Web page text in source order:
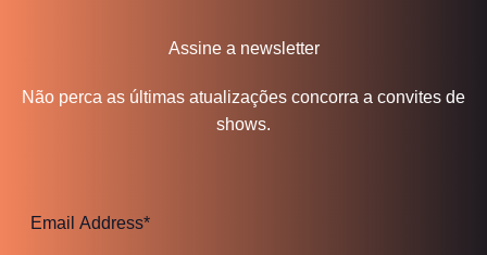
Assine a newsletter
Não perca as últimas atualizações concorra a convites de
shows.